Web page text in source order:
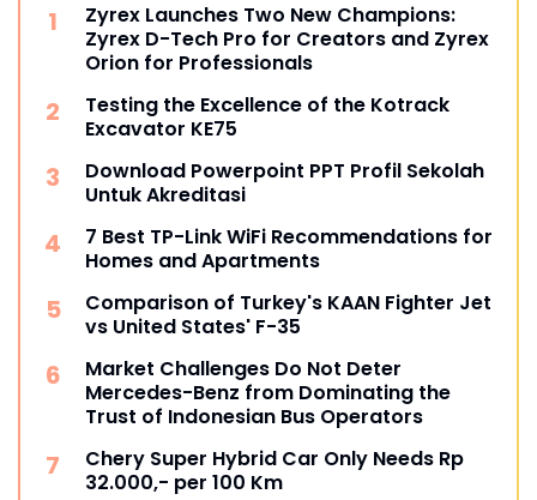
Zyrex Launches Two New Champions:
Zyrex D-Tech Pro for Creators and Zyrex
Orion for Professionals
Testing the Excellence of the Kotrack
Excavator KE75
Download Powerpoint PPT Profil Sekolah
Untuk Akreditasi
7 Best TP-Link WiFi Recommendations for
Homes and Apartments
Comparison of Turkey's KAAN Fighter Jet
vs United States' F-35
Market Challenges Do Not Deter
Mercedes-Benz from Dominating the
Trust of Indonesian Bus Operators
Chery Super Hybrid Car Only Needs Rp
32.000,- per 100 Km